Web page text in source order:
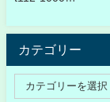
カテゴリー